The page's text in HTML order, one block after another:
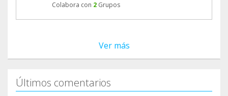
Colabora con 2 Grupos
Ver más
Últimos comentarios